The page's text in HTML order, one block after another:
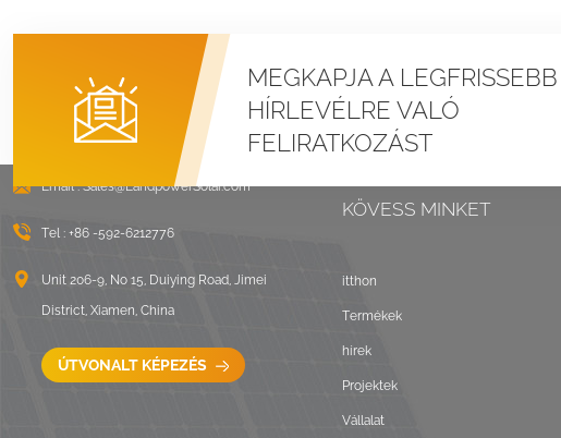
MEGKAPJA A LEGFRISSEBB
HÍRLEVÉLRE VALÓ
FELIRATKOZÁST
Email :Sales@LandpowerSolar.com
Tel : +86 -592-6212776
Unit 206-9, No 15, Duiying Road, Jimei
District, Xiamen, China
ÚTVONALT KÉPEZÉS
KÖVESS MINKET
itthon
Termékek
hírek
Projektek
Vállalat